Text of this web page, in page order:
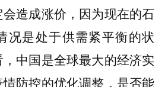
造成涨价，因为现在的石
况是处于供需紧平衡的状
中国是全球最大的经济实
防控的优化调整，是否能